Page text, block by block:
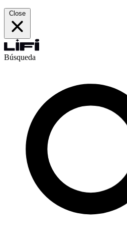
Close
Búsqueda